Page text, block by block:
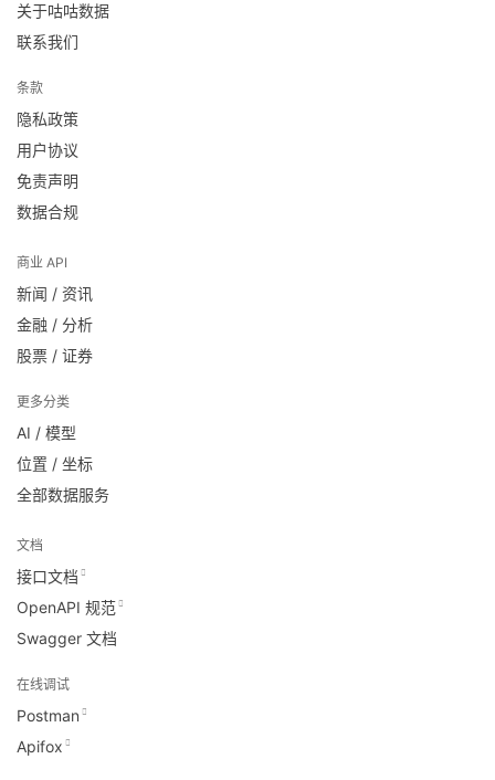
关于咕咕数据
联系我们
条款
隐私政策
用户协议
免责声明
数据合规
商业 API
新闻 / 资讯
金融 / 分析
股票 / 证券
更多分类
AI / 模型
位置 / 坐标
全部数据服务
文档
接口文档
OpenAPI 规范
Swagger 文档
在线调试
Postman
Apifox